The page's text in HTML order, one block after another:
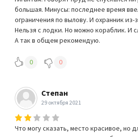
большая. Минусы: последнее время
ограничения по вылову. И охранник из-
Нельзя с лодки. Но можно кораблик. И
А так в общем рекомендую.
0 0
Степан
29 октября 2021
Что могу сказать, место красивое, но